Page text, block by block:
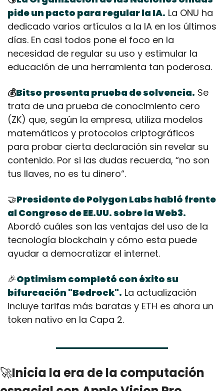
pide un pacto para regular la IA. La ONU ha
dedicado varios artículos a la IA en los últimos
días. En casi todos pone el foco en la
necesidad de regular su uso y estimular la
educación de una herramienta tan poderosa.
💰Bitso presenta prueba de solvencia. Se
trata de una prueba de conocimiento cero
(ZK) que, según la empresa, utiliza modelos
matemáticos y protocolos criptográficos
para probar cierta declaración sin revelar su
contenido. Por si las dudas recuerda, “no son
tus llaves, no es tu dinero“.
🤝Presidente de Polygon Labs habló frente
al Congreso de EE.UU. sobre la Web3.
Abordó cuáles son las ventajas del uso de la
tecnología blockchain y cómo esta puede
ayudar a democratizar el internet.
🎉Optimism completó con éxito su
bifurcación "Bedrock". La actualización
incluye tarifas más baratas y ETH es ahora un
token nativo en la Capa 2.
🚀Inicia la era de la computación